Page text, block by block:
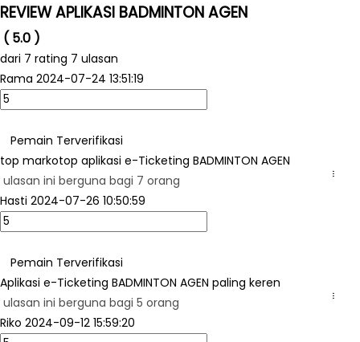
REVIEW APLIKASI BADMINTON AGEN
( 5.0 )
dari 7 rating 7 ulasan
Rama 2024-07-24 13:51:19
Pemain Terverifikasi
top markotop aplikasi e-Ticketing BADMINTON AGEN
ulasan ini berguna bagi 7 orang
...
Hasti 2024-07-26 10:50:59
Pemain Terverifikasi
Aplikasi e-Ticketing BADMINTON AGEN paling keren
ulasan ini berguna bagi 5 orang
...
Riko 2024-09-12 15:59:20